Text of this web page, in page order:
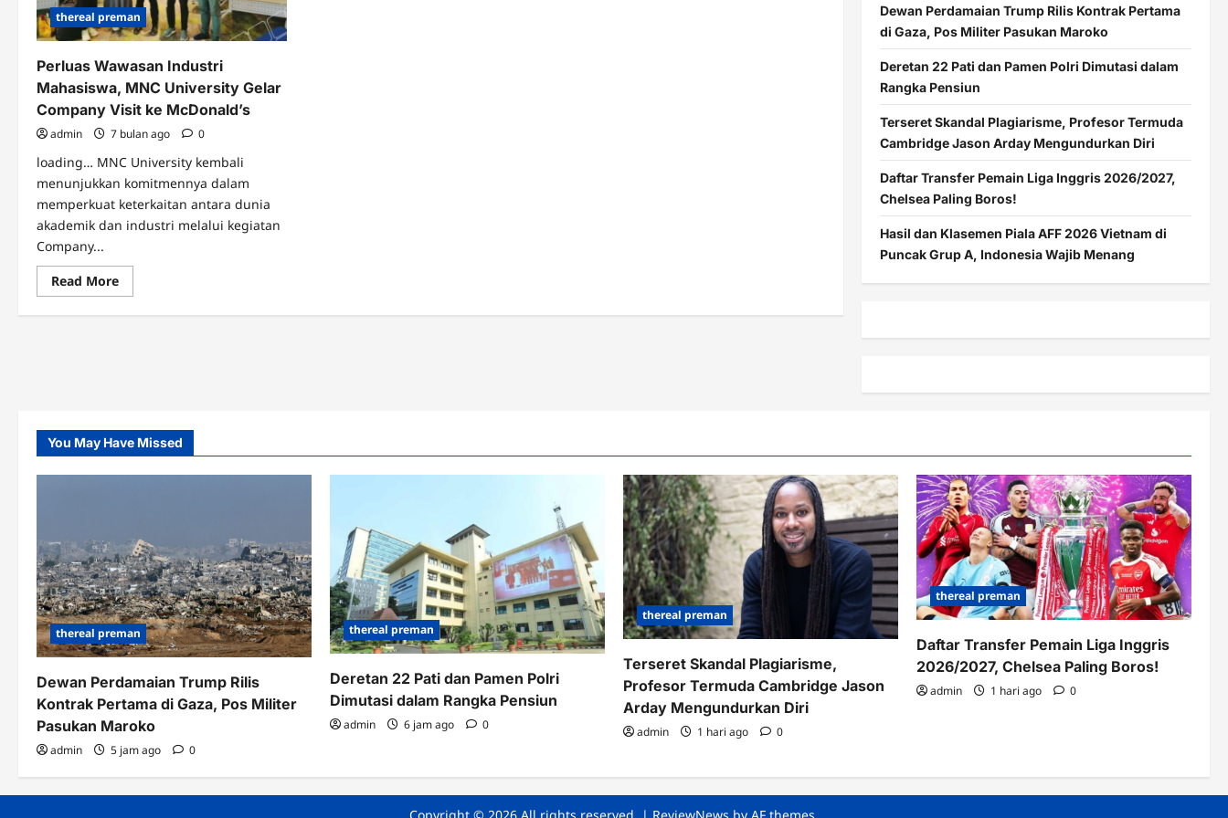
thereal preman
Perluas Wawasan Industri
Mahasiswa, MNC University Gelar
Company Visit ke McDonald’s
admin 7 bulan ago 0
loading… MNC University kembali
menunjukkan komitmennya dalam
memperkuat keterkaitan antara dunia
akademik dan industri melalui kegiatan
Company...
Read MoreRead
more
Perluas
ke
McDonald’s
Dewan Perdamaian Trump Rilis Kontrak Pertama
di Gaza, Pos Militer Pasukan Maroko
Deretan 22 Pati dan Pamen Polri Dimutasi dalam
Rangka Pensiun
Terseret Skandal Plagiarisme, Profesor Termuda
Cambridge Jason Arday Mengundurkan Diri
Daftar Transfer Pemain Liga Inggris 2026/2027,
Chelsea Paling Boros!
Hasil dan Klasemen Piala AFF 2026 Vietnam di
Puncak Grup A, Indonesia Wajib Menang
You May Have Missed
thereal preman
Dewan Perdamaian Trump Rilis
Kontrak Pertama di Gaza, Pos Militer
Pasukan Maroko
admin 5 jam ago 0
thereal preman
Deretan 22 Pati dan Pamen Polri
Dimutasi dalam Rangka Pensiun
admin 6 jam ago 0
thereal preman
Terseret Skandal Plagiarisme,
Profesor Termuda Cambridge Jason
Arday Mengundurkan Diri
admin 1 hari ago 0
thereal preman
Daftar Transfer Pemain Liga Inggris
2026/2027, Chelsea Paling Boros!
admin 1 hari ago 0